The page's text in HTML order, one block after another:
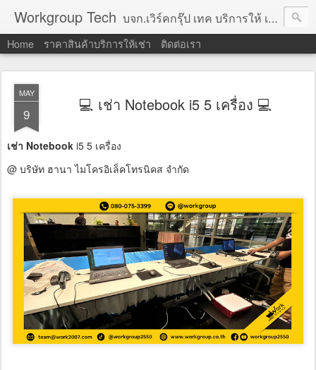
Workgroup Tech บจก.เวิร์คกรุ๊ป เทค บริการให้ เช่าคอมพิวเตอร์ โน้ตบุ๊ค โปรเจคเตอร์ ทีวีจอแบน จอทัชสกรีน ตู้คีออส วีดีโอวอล และอุปกรณ์อื่น ๆ บริการให้เช่าเป็น รายวัน
Home ราคาสินค้าบริการให้เช่า ติดต่อเรา
MAY
9 💻 เช่า Notebook i5 5 เครื่อง 💻
เช่า Notebook i5 5 เครื่อง
@ บริษัท ฮานา ไมโครอิเล็คโทรนิคส จำกัด